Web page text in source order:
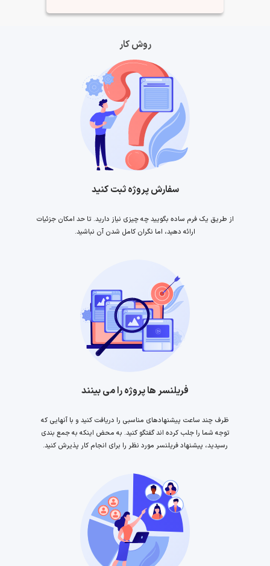
روش کار
سفارش پروژه ثبت کنید
از طریق یک فرم ساده بگویید چه چیزی نیاز دارید. تا حد امکان جزئیات
ارائه دهید، اما نگران کامل شدن آن نباشید.
فریلنسر ها پروژه را می بینند
ظرف چند ساعت پیشنهادهای مناسبی را دریافت کنید و با آنهایی که
توجه شما را جلب کرده اند گفتگو کنید. به محض اینکه به جمع بندی
رسیدید، پیشنهاد فریلنسر مورد نظر را برای انجام کار پذیرش کنید.